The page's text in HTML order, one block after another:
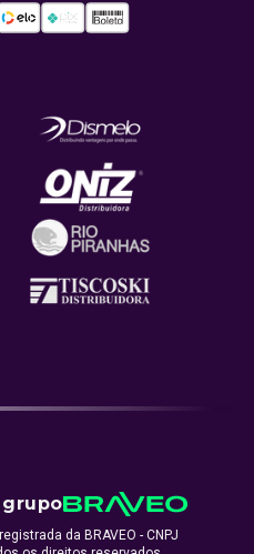
grupo
da BRAVEO - CNPJ